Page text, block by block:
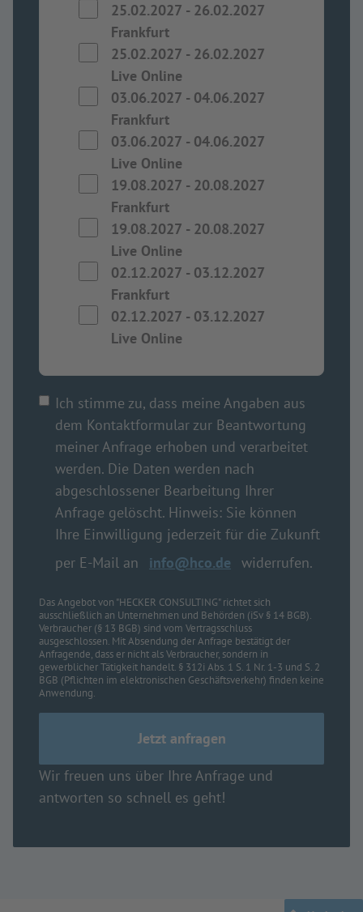
25.02.2027 - 26.02.2027
Frankfurt
25.02.2027 - 26.02.2027
Live Online
03.06.2027 - 04.06.2027
Frankfurt
03.06.2027 - 04.06.2027
Live Online
19.08.2027 - 20.08.2027
Frankfurt
19.08.2027 - 20.08.2027
Live Online
02.12.2027 - 03.12.2027
Frankfurt
02.12.2027 - 03.12.2027
Live Online
Ich stimme zu, dass meine Angaben aus
dem Kontaktformular zur Beantwortung
meiner Anfrage erhoben und verarbeitet
werden. Die Daten werden nach
abgeschlossener Bearbeitung Ihrer
Anfrage gelöscht. Hinweis: Sie können
Ihre Einwilligung jederzeit für die Zukunft
per E-Mail an
info@hco.de widerrufen.
Das Angebot von "HECKER CONSULTING" richtet sich
ausschließlich an Unternehmen und Behörden (iSv § 14 BGB).
Verbraucher (§ 13 BGB) sind vom Vertragsschluss
ausgeschlossen. Mit Absendung der Anfrage bestätigt der
Anfragende, dass er nicht als Verbraucher, sondern in
gewerblicher Tätigkeit handelt. § 312i Abs. 1 S. 1 Nr. 1-3 und S. 2
BGB (Pflichten im elektronischen Geschäftsverkehr) finden keine
Anwendung.
Wir freuen uns über Ihre Anfrage und
antworten so schnell es geht!